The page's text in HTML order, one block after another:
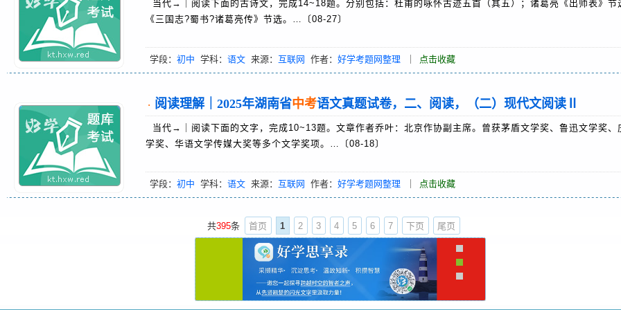
当代→｜阅读下面的古诗文，完成14~18题。分别包括：杜甫的咏怀古迹五首（其五）；诸葛亮《出师表》节
《三国志?蜀书?诸葛亮传》节选。…〔08-27〕
学段： 初中 学科： 语文 来源： 互联网 作者： 好学考题网整理 点击收藏
· 阅读理解｜2025年湖南省中考语文真题试卷，二、阅读，（二）现代文阅读Ⅱ
当代→｜阅读下面的文字，完成10~13题。文章作者乔叶：北京作协副主席。曾获茅盾文学奖、鲁迅文学奖、
学奖、华语文学传媒大奖等多个文学奖项。…〔08-18〕
学段： 初中 学科： 语文 来源： 互联网 作者： 好学考题网整理 点击收藏
共395条 首页 1 2 3 4 5 6 7 下页 尾页